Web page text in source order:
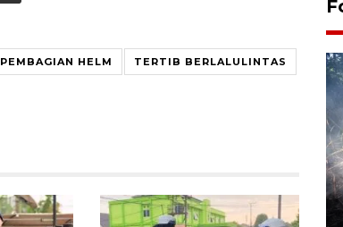
PEMBAGIAN HELM TERTIB BERLALULINTAS
Alokasi anggaran untuk bibit
kopi arabika Gayo